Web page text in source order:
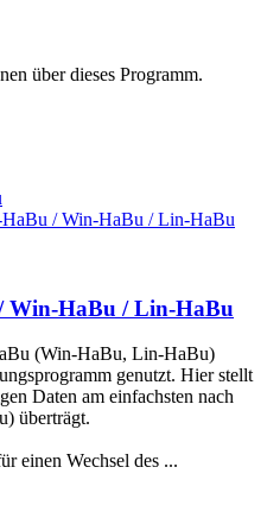
über dieses Programm.
/ Win-HaBu / Lin-HaBu
Win-HaBu / Lin-HaBu
(Win-HaBu, Lin-HaBu)
genutzt. Hier stellt
Daten am einfachsten nach
überträgt.
einen Wechsel des ...